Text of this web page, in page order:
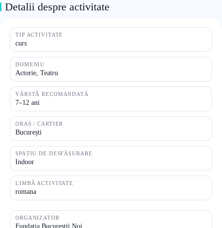
Detalii despre activitate
TIP ACTIVITATE
curs
DOMENIU
Actorie, Teatru
VÂRSTĂ RECOMANDATĂ
7–12 ani
ORAȘ / CARTIER
București
SPAȚIU DE DESFĂȘURARE
Indoor
LIMBĂ ACTIVITATE
romana
ORGANIZATOR
Fundația Bucureștii Noi